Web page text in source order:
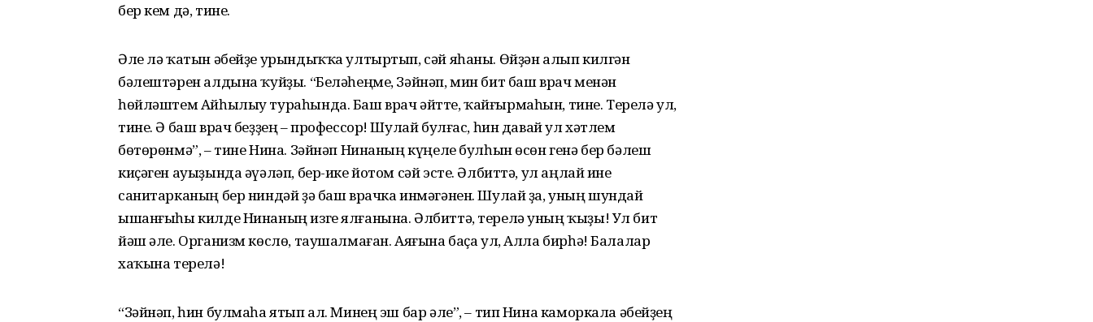
бер кем дә, тине.
Әле лә ҡатын әбейҙе урындыҡҡа ултыртып, сәй яһаны. Өйҙән алып килгән
бәлештәрен алдына ҡуйҙы. “Беләһеңме, Зәйнәп, мин бит баш врач менән
һөйләштем Айһылыу тураһында. Баш врач әйтте, ҡайғырмаһын, тине. Терелә ул,
тине. Ә баш врач беҙҙең – профессор! Шулай булғас, һин давай ул хәтлем
бөтөрөнмә”, – тине Нина. Зәйнәп Нинаның күңеле булһын өсөн генә бер бәлеш
киҫәген ауыҙында әүәләп, бер-ике йотом сәй эсте. Әлбиттә, ул аңлай ине
санитарканың бер ниндәй ҙә баш врачка инмәгәнен. Шулай ҙа, уның шундай
ышанғыһы килде Нинаның изге ялғанына. Әлбиттә, терелә уның ҡыҙы! Ул бит
йәш әле. Организм көслө, таушалмаған. Аяғына баҫа ул, Алла бирһә! Балалар
хаҡына терелә!
“Зәйнәп, һин булмаһа ятып ал. Минең эш бар әле”, – тип Нина каморкала әбейҙең